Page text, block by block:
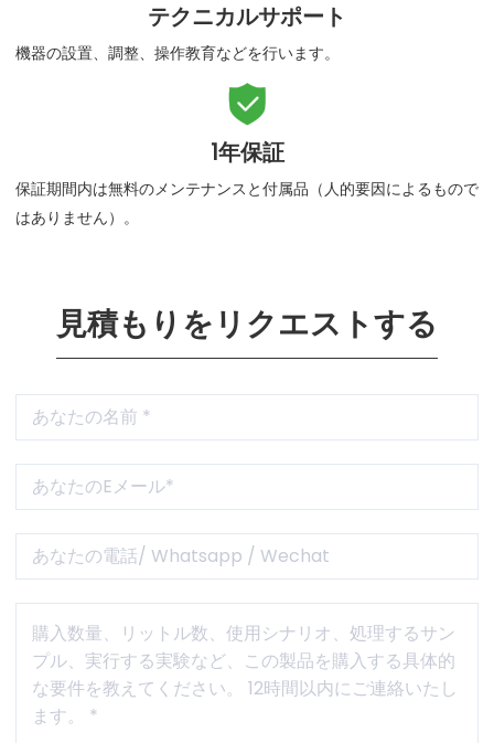
テクニカルサポート
機器の設置、調整、操作教育などを行います。

1年保証
保証期間内は無料のメンテナンスと付属品（人的要因によるもので
はありません）。
見積もりをリクエストする